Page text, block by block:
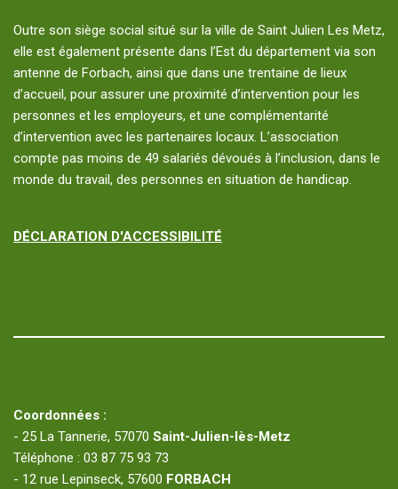
Outre son siège social situé sur la ville de Saint Julien Les Metz,
elle est également présente dans l’Est du département via son
antenne de Forbach, ainsi que dans une trentaine de lieux
d’accueil, pour assurer une proximité d’intervention pour les
personnes et les employeurs, et une complémentarité
d’intervention avec les partenaires locaux. L’association
compte pas moins de 49 salariés dévoués à l’inclusion, dans le
monde du travail, des personnes en situation de handicap.
DÉCLARATION D'ACCESSIBILITÉ
Coordonnées :
- 25 La Tannerie, 57070 Saint-Julien-lès-Metz
Téléphone : 03 87 75 93 73
- 12 rue Lepinseck, 57600 FORBACH